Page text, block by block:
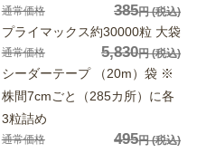
通常価格 385円(税込)
プライマックス約30000粒 大袋
通常価格 5,830円(税込)
シーダーテープ （20m）袋 ※
株間7cmごと（285カ所）に各
3粒詰め
通常価格 495円(税込)